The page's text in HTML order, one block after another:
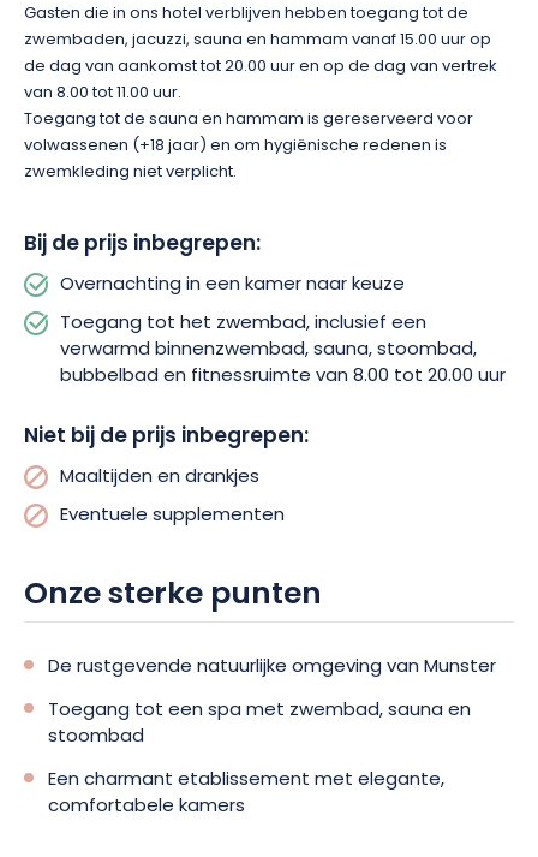
Gasten die in ons hotel verblijven hebben toegang tot de
zwembaden, jacuzzi, sauna en hammam vanaf 15.00 uur op
de dag van aankomst tot 20.00 uur en op de dag van vertrek
van 8.00 tot 11.00 uur.
Toegang tot de sauna en hammam is gereserveerd voor
volwassenen (+18 jaar) en om hygiënische redenen is
zwemkleding niet verplicht.
Bij de prijs inbegrepen:
Overnachting in een kamer naar keuze
Toegang tot het zwembad, inclusief een
verwarmd binnenzwembad, sauna, stoombad,
bubbelbad en fitnessruimte van 8.00 tot 20.00 uur
Niet bij de prijs inbegrepen:
Maaltijden en drankjes
Eventuele supplementen
Onze sterke punten
De rustgevende natuurlijke omgeving van Munster
Toegang tot een spa met zwembad, sauna en
stoombad
Een charmant etablissement met elegante,
comfortabele kamers